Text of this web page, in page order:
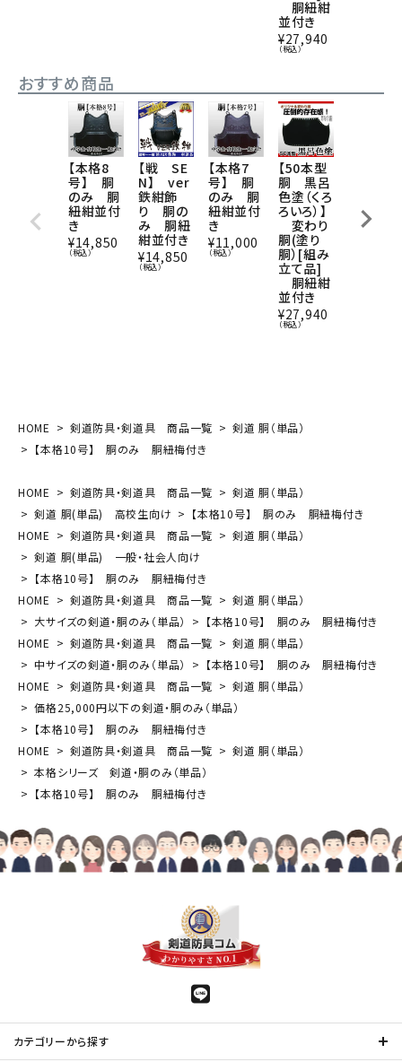
胴紐紺
並付き
¥27,940
（税込）
おすすめ商品
【本格8
号】 胴
のみ 胴
紐紺並付
き
¥14,850
（税込）
【戦 SE
N】 ver
鉄紺飾
り 胴の
み 胴紐
紺並付き
¥14,850
（税込）
【本格7
号】 胴
のみ 胴
紐紺並付
き
¥11,000
（税込）
【50本型
胴 黒呂
色塗（くろ
ろいろ）】
変わり
胴(塗り
胴）[組み
立て品]
胴紐紺
並付き
¥27,940
（税込）
（3mmミ
シン・軽
HOME 剣道防具・剣道具 商品一覧
剣道 胴（単品）
【本格10号】 胴のみ 胴紐梅付き
HOME 剣道防具・剣道具 商品一覧
剣道 胴（単品）
剣道 胴(単品) 高校生向け
【本格10号】 胴のみ 胴紐梅付き
HOME
剣道防具・剣道具 商品一覧
剣道 胴（単品）
剣道 胴(単品) 一般・社会人向け
【本格10号】 胴のみ 胴紐梅付き
HOME
剣道防具・剣道具 商品一覧
剣道 胴（単品）
大サイズの剣道・胴のみ（単品）
【本格10号】 胴のみ 胴紐梅付き
HOME
剣道防具・剣道具 商品一覧
剣道 胴（単品）
中サイズの剣道・胴のみ（単品）
【本格10号】 胴のみ 胴紐梅付き
HOME
剣道防具・剣道具 商品一覧
剣道 胴（単品）
価格25,000円以下の剣道・胴のみ（単品）
【本格10号】 胴のみ 胴紐梅付き
HOME
剣道防具・剣道具 商品一覧
剣道 胴（単品）
本格シリーズ 剣道・胴のみ（単品）
【本格10号】 胴のみ 胴紐梅付き
カテゴリーから探す